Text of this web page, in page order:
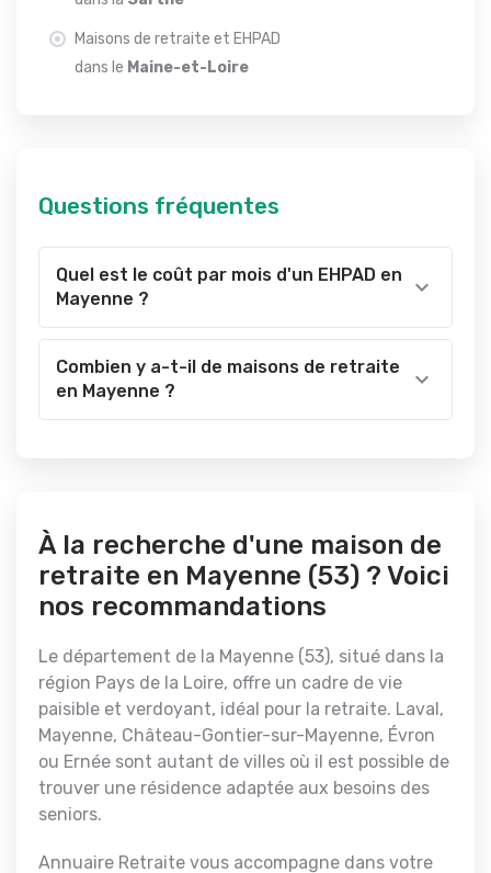
Maisons de retraite et EHPAD
dans le Maine-et-Loire
Questions fréquentes
Quel est le coût par mois d'un EHPAD en
Mayenne ?
Combien y a-t-il de maisons de retraite
en Mayenne ?
À la recherche d'une maison de
retraite en Mayenne (53) ? Voici
nos recommandations
Le département de la Mayenne (53), situé dans la
région Pays de la Loire, offre un cadre de vie
paisible et verdoyant, idéal pour la retraite. Laval,
Mayenne, Château-Gontier-sur-Mayenne, Évron
ou Ernée sont autant de villes où il est possible de
trouver une résidence adaptée aux besoins des
seniors.
Annuaire Retraite vous accompagne dans votre